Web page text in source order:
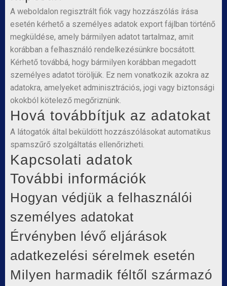
A weboldalon regisztrált fiók vagy hozzászólás írása
esetén kérhető a személyes adatok export fájlban történő
megküldése, amely bármilyen adatot tartalmaz, amit
korábban a felhasználó rendelkezésünkre bocsátott.
Kérhető továbbá, hogy bármilyen korábban megadott
személyes adatot töröljük. Ez nem vonatkozik azokra az
adatokra, amelyeket adminisztrációs, jogi vagy biztonsági
okokból kötelező megőriznünk.
Hová továbbítjuk az adatokat
A látogatók által beküldött hozzászólásokat automatikus
spamszűrő szolgáltatás ellenőrizheti.
Kapcsolati adatok
További információk
Hogyan védjük a felhasználói
személyes adatokat
Érvényben lévő eljárások
adatkezelési sérelmek esetén
Milyen harmadik féltől származó